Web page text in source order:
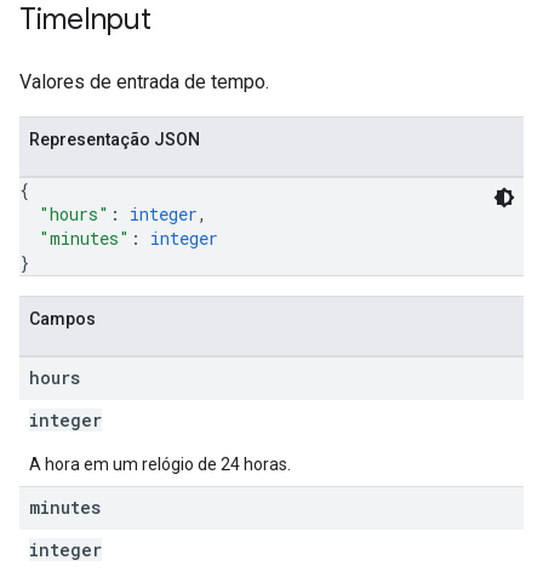
TimeInput
Valores de entrada de tempo.
Representação JSON
{
"hours" : integer,
"minutes" : integer
}
Campos
hours
integer
A hora em um relógio de 24 horas.
minutes
integer